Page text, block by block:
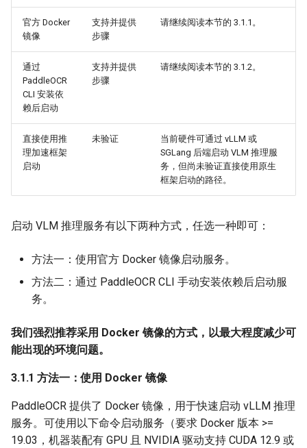
官方 Docker
镜像
支持并提供
步骤
请继续阅读本节的 3.1.1。
通过
PaddleOCR
CLI 安装依
赖后启动
支持并提供
步骤
请继续阅读本节的 3.1.2。
直接使用推
理加速框架
启动
未验证
当前硬件可通过 vLLM 或
SGLang 后端启动 VLM 推理服
务，但尚未验证直接使用原生
框架启动的路径。
启动 VLM 推理服务有以下两种方式，任选一种即可：
方法一：使用官方 Docker 镜像启动服务。
方法二：通过 PaddleOCR CLI 手动安装依赖后启动服
务。
我们强烈推荐采用 Docker 镜像的方式，以最大程度减少可
能出现的环境问题。
3.1.1 方法一：使用 Docker 镜像
PaddleOCR 提供了 Docker 镜像，用于快速启动 vLLM 推理
服务。可使用以下命令启动服务（要求 Docker 版本 >=
19.03，机器装配有 GPU 且 NVIDIA 驱动支持 CUDA 12.9 或